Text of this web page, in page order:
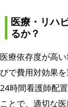
医療・リハ
るか？
医療依存度が高
びで費用対効果
24時間看護師配
ことで、適切な